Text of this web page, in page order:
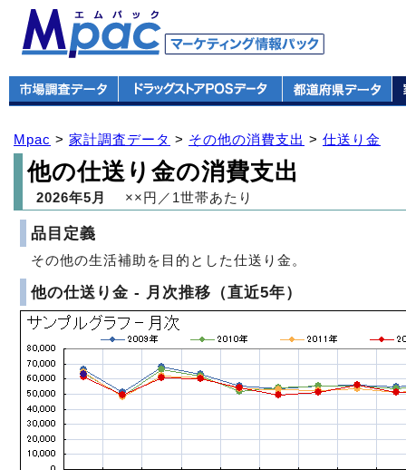
Mpac > 家計調査データ > その他の消費支出 > 仕送り金
他の仕送り金の消費支出
2026年5月 ××円／1世帯あたり
品目定義
その他の生活補助を目的とした仕送り金。
他の仕送り金 - 月次推移（直近5年）